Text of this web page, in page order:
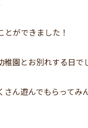
ができました！
園とお別れする日で
ん遊んでもらって